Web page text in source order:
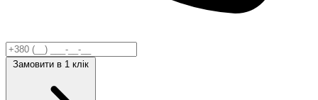
Замовити в 1 клік